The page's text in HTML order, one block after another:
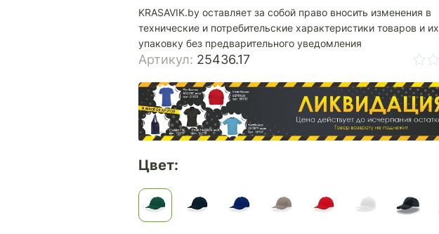
KRASAVIK.by оставляет за собой право вносить изменения в
технические и потребительские характеристики товаров и их
упаковку без предварительного уведомления
Артикул: 25436.17
Цвет: